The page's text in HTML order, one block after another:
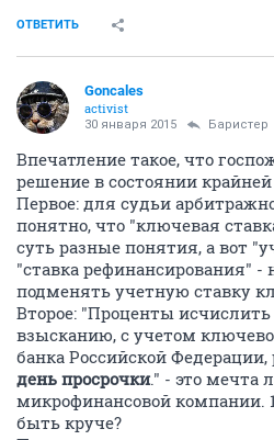
ОТВЕТИТЬ
Goncales
activist
30 января 2015 Баристер
Впечатление такое, что
решение в состоянии
Первое: для судьи
понятно, что "ключевая
суть разные понятия, а вот
"ставка рефинансирования"
подменять учетную ставку
Второе: "Проценты
взысканию, с учетом
банка Российской Федерации,
день просрочки." - это мечта
микрофинансовой компании.
быть круче?